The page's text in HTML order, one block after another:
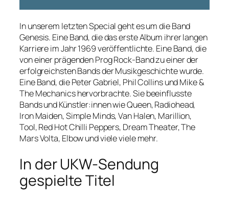
In unserem letzten Special geht es um die Band
Genesis. Eine Band, die das erste Album ihrer langen
Karriere im Jahr 1969 veröffentlichte. Eine Band, die
von einer prägenden Prog Rock-Band zu einer der
erfolgreichsten Bands der Musikgeschichte wurde.
Eine Band, die Peter Gabriel, Phil Collins und Mike &
The Mechanics hervorbrachte. Sie beeinflusste
Bands und Künstler:innen wie Queen, Radiohead,
Iron Maiden, Simple Minds, Van Halen, Marillion,
Tool, Red Hot Chilli Peppers, Dream Theater, The
Mars Volta, Elbow und viele viele mehr.
In der UKW-Sendung
gespielte Titel